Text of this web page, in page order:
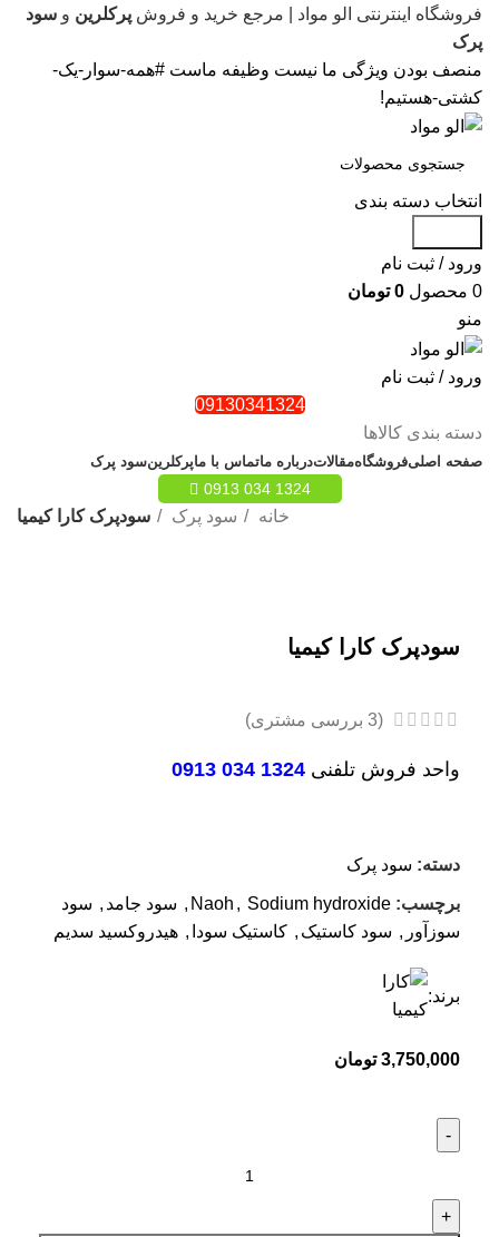
فروشگاه اینترنتی الو مواد | مرجع خرید و فروش پرکلرین و سود
پرک
منصف بودن ویژگی ما نیست وظیفه ماست #همه-سوار-یک-
کشتی-هستیم!
انتخاب دسته بندی
ورود / ثبت نام
0 محصول 0 تومان
منو
ورود / ثبت نام
09130341324
دسته بندی کالاها
صفحه اصلیفروشگاهمقالاتدرباره ماتماس با ماپرکلرینسود پرک
1324 034 0913
خانه سود پرک سودپرک کارا کیمیا
سودپرک کارا کیمیا
(
3 بررسی مشتری)
واحد فروش تلفنی 1324 034 0913
دسته: سود پرک
برچسب: Naoh , Sodium hydroxide
, سود جامد , سود
سوزآور , سود کاستیک , کاستیک سودا , هیدروکسید سدیم
برند:
3,750,000 تومان